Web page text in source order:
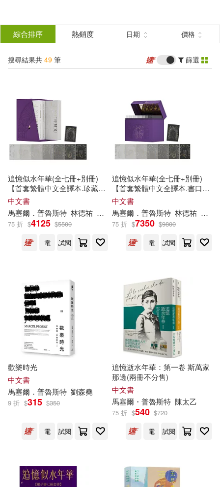
結
分類 (單選)
所有商品(49) 圖書(38)
影音(1)
(可複選)
（法）馬塞爾·普魯斯特(22)
馬塞爾．普魯斯特(16)
馬塞爾・普魯斯特(2)
(法)馬塞爾·普魯斯特(1)
(英)懷特(1)
[法]馬塞爾·普魯斯特（Proust(1)
[法]馬塞爾‧普魯斯特（Proust，
塗衛群(1)
馬塞爾‧普魯斯特(1)
展開
出版社 (可複選)
聯經出版公司(11)
華東師範大學出版社(8)
時報出版(4)
上海譯文出版社(3)
譯林出版社(3)
廣西師範大學出版社(2)
可海外宅配(39)
綜合排序 熱銷度 日期 價格
搜尋結果共 49 筆 篩選
追憶似水年華(全七冊+別冊)
【首套繁體中文全譯本.珍藏燙
印書盒平裝套組】(限量加贈獨
家【追憶】筆記本)
中文書
馬塞爾 ． 普魯斯特 林德祐 石武耕 許雅雯 邱瑞鑾 陳文瑤 陳郁
75 折 $4125 $5500
電
試閱
追憶似水年華(全七冊+別冊)
【首套繁體中文全譯本.書口噴
繪法式軟精裝.典藏燙印書匣套
組】(限量加贈獨家【追憶】筆
記本)
中文書
馬塞爾 ． 普魯斯特 林德祐 石武
75 折 $7350 $9800
電
試閱
歡樂時光
中文書
馬塞爾 ． 普魯斯特 劉森堯
9 折 $315 $350
電 試閱
追憶逝水年華：第一卷 斯萬家
那邊(兩冊不分售)
中文書
馬塞爾 ・ 普魯斯特 陳太乙
75 折 $540 $720
電
試閱